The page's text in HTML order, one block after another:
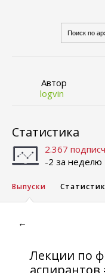
Автор
logvin
Статистика
2.367
-2 за неделю
Выпуски
←
Лекции по
аспирантов